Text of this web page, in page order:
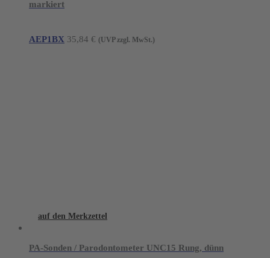
markiert
AEP1BX 35,84 € (UVP zzgl. MwSt.)
auf den Merkzettel
PA-Sonden / Parodontometer UNC15 Rung, dünn